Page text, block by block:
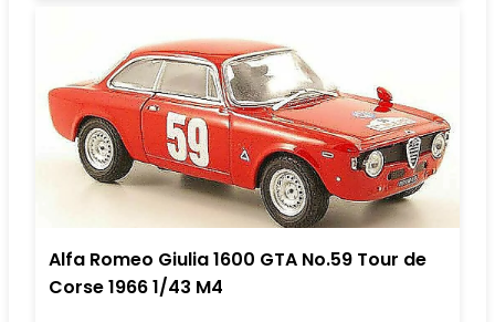
Alfa Romeo Giulia 1600 GTA No.59 Tour de
Corse 1966 1/43 M4